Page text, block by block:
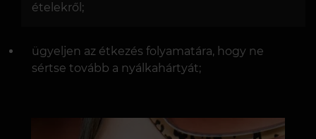
ételekről;
ügyeljen az étkezés folyamatára, hogy ne
sértse tovább a nyálkahártyát;